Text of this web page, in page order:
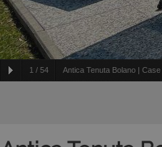
1 / 54 Antica Tenuta Bolano |